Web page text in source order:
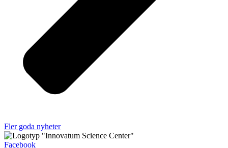
Fler goda nyheter
Facebook